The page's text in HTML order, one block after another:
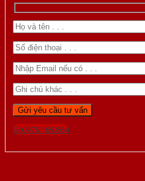
Gọi 0976.169.864